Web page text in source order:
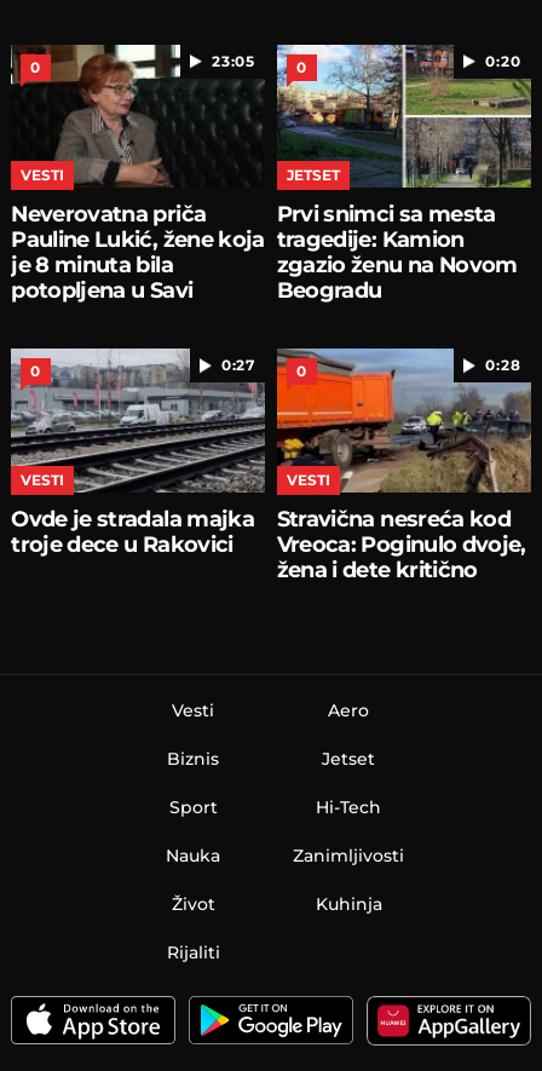
23:05
0
VESTI
Neverovatna priča
Pauline Lukić, žene koja
je 8 minuta bila
potopljena u Savi
0:20
0
JETSET
Prvi snimci sa mesta
tragedije: Kamion
zgazio ženu na Novom
Beogradu
0:27
0
VESTI
Ovde je stradala majka
troje dece u Rakovici
0:28
0
VESTI
Stravična nesreća kod
Vreoca: Poginulo dvoje,
žena i dete kritično
Vesti
Biznis
Sport
Nauka
Aero
Jetset
Hi-Tech
Zanimljivosti
Život Kuhinja
Rijaliti